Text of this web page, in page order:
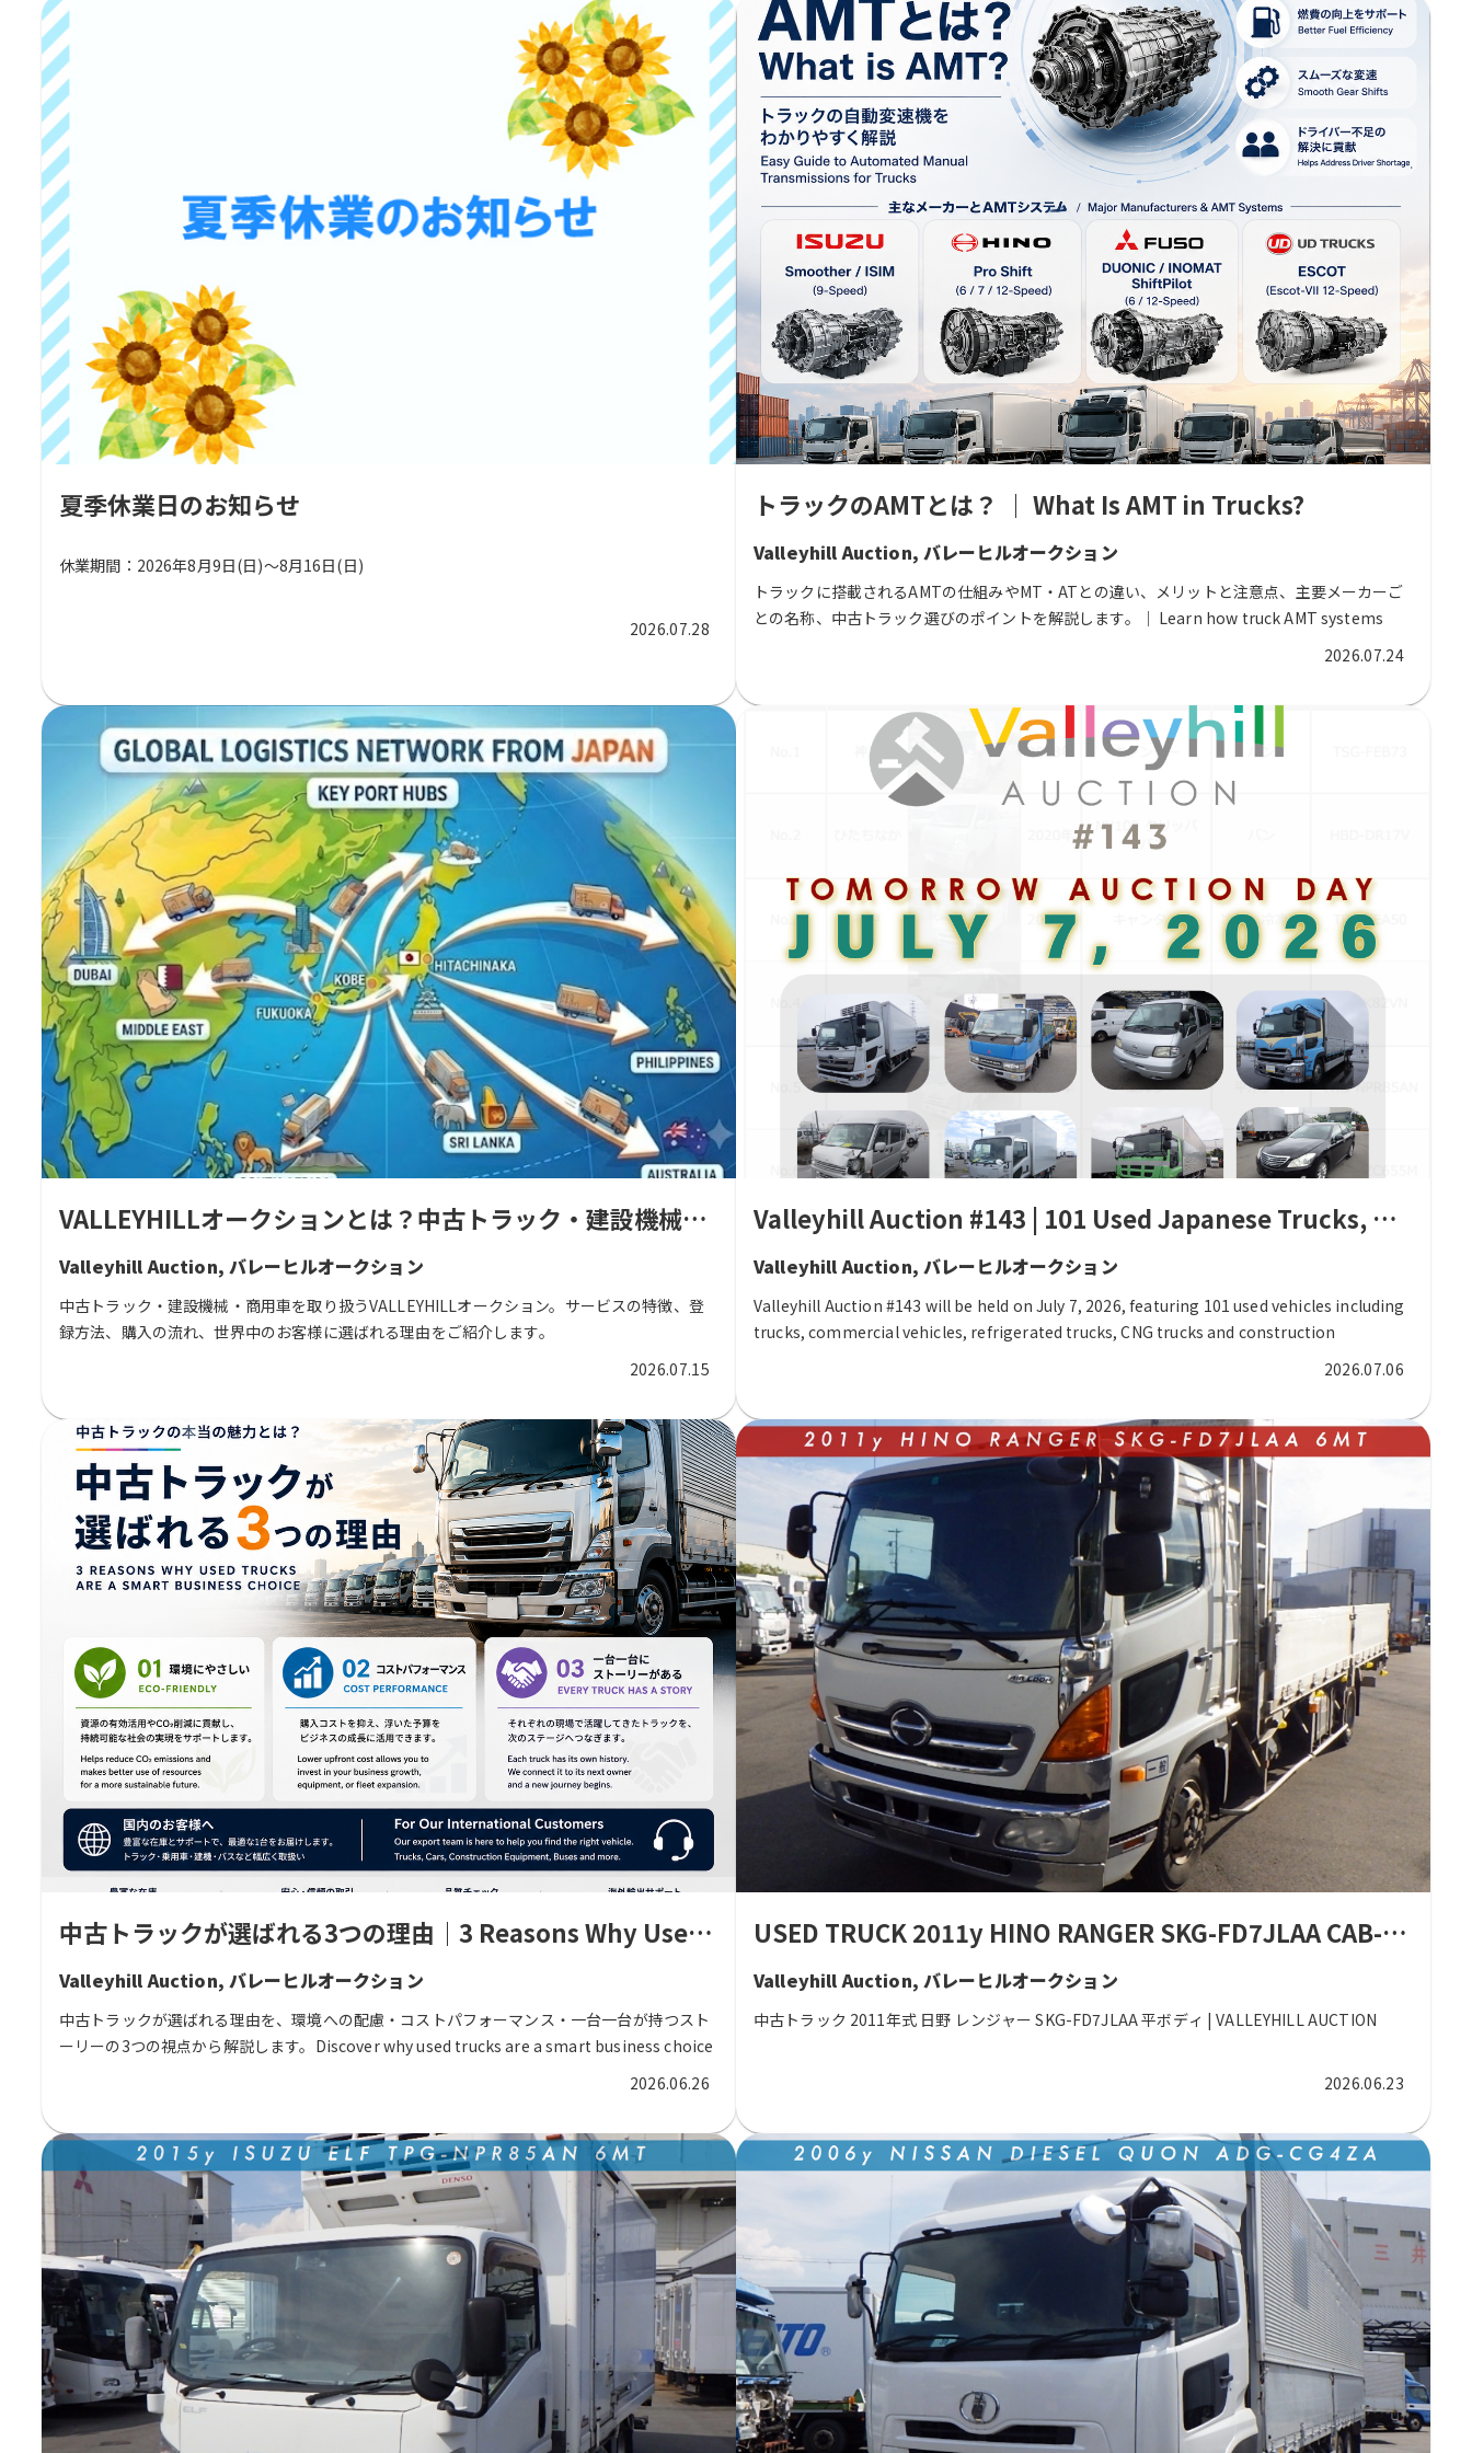
夏季休業日のお知らせ
休業期間：2026年8月9日(日)～8月16日(日)
2026.07.28
トラックのAMTとは？ ｜ What Is AMT in Trucks?
Valleyhill Auction, バレーヒルオークション
トラックに搭載されるAMTの仕組みやMT・ATとの違い、メリットと注意点、主要メーカーご
との名称、中古トラック選びのポイントを解説します。｜ Learn how truck AMT systems
work, how they differ from MT and conventional AT, their benefits and limitations,
2026.07.24
VALLEYHILLオークションとは？中古トラック・建設機械・商用車のオンラインオークションを徹底解説
Valleyhill Auction, バレーヒルオークション
中古トラック・建設機械・商用車を取り扱うVALLEYHILLオークション。サービスの特徴、登
録方法、購入の流れ、世界中のお客様に選ばれる理由をご紹介します。
2026.07.15
Valleyhill Auction #143 | 101 Used Japanese Trucks,
Valleyhill Auction, バレーヒルオークション
Valleyhill Auction #143 will be held on July 7, 2026, featuring 101 used vehicles including
trucks, commercial vehicles, refrigerated trucks, CNG trucks and construction
2026.07.06
中古トラックが選ばれる3つの理由｜3 Reasons Why Used Trucks Are a Smart Business Choice ｜ VALLEYHILL AUCTION
Valleyhill Auction, バレーヒルオークション
中古トラックが選ばれる理由を、環境への配慮・コストパフォーマンス・一台一台が持つスト
ーリーの3つの視点から解説します。Discover why used trucks are a smart business choice
through sustainability, cost performance, and the unique story behind every vehicle.
2026.06.26
USED TRUCK 2011y HINO RANGER SKG-FD7JLAA CAB-OVER
Valleyhill Auction, バレーヒルオークション
中古トラック 2011年式 日野 レンジャー SKG-FD7JLAA 平ボディ | VALLEYHILL AUCTION
2026.06.23